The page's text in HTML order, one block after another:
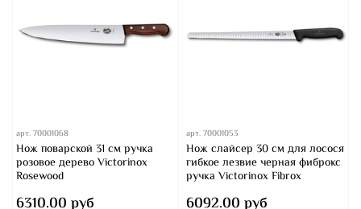
арт.70001068
Нож поварской 31 см ручка
розовое дерево Victorinox
Rosewood
6310.00 руб
арт.70001053
Нож слайсер 30 см для лосося
гибкое лезвие черная фиброкс
ручка Victorinox Fibrox
6092.00 руб